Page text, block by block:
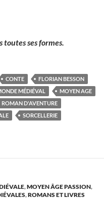
ses formes.
CONTE
FLORIAN BESSON
MÉDIÉVAL
MOYEN AGE
ROMAN D'AVENTURE
SORCELLERIE
,MOYEN ÂGE PASSION,
,ROMANS ET LIVRES